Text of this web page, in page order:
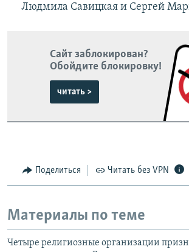
Людмила Савицкая и Сергей
Сайт заблокирован?
Обойдите блокировку!
читать >
Поделиться Читать без VPN
Материалы по теме
Четыре религиозные организации